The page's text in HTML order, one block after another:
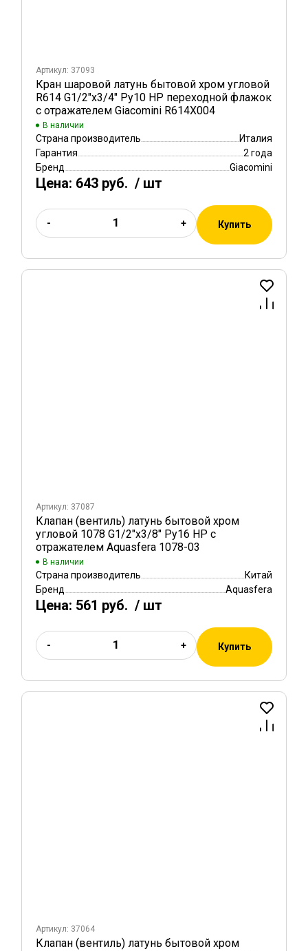
Артикул: 37093
Кран шаровой латунь бытовой хром угловой
R614 G1/2"х3/4" Ру10 НР переходной флажок
с отражателем Giacomini R614X004
В наличии
Страна производитель
Италия
Гарантия
2 года
Бренд
Giacomini
Цена: 643 руб. / шт
- + Купить
Артикул: 37087
Клапан (вентиль) латунь бытовой хром
угловой 1078 G1/2"х3/8" Ру16 НР с
отражателем Aquasfera 1078-03
В наличии
Страна производитель
Китай
Бренд
Aquasfera
Цена: 561 руб. / шт
- + Купить
Артикул: 37064
Клапан (вентиль) латунь бытовой хром